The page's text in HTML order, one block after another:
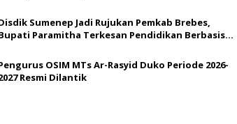
Sumenep Jadi Rujukan Pemkab Brebes,
Paramitha Terkesan Pendidikan Berbasis
OSIM MTs Ar-Rasyid Duko Periode 2026-
Resmi Dilantik